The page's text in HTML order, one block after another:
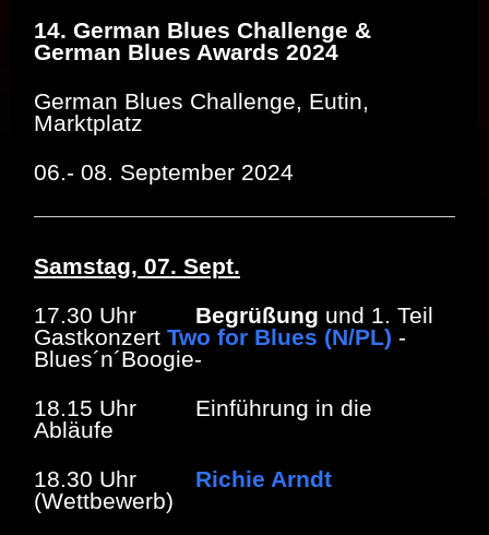
14. German Blues Challenge &
German Blues Awards 2024
German Blues Challenge, Eutin,
Marktplatz
06.- 08. September 2024
Samstag, 07. Sept.
17.30 Uhr Begrüßung und 1. Teil
Gastkonzert Two for Blues (N/PL) -
Blues´n´Boogie-
18.15 Uhr Einführung in die
Abläufe
18.30 Uhr Richie Arndt
(Wettbewerb)